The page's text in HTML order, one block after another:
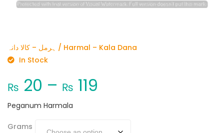
ہرمل – کالا دانہ / Harmal – Kala Dana
In Stock
₨ 20 – ₨ 119
Peganum Harmala
Grams